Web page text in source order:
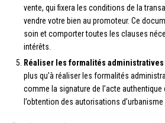
vente, qui fixera les conditions de la
vendre votre bien au promoteur. Ce
soin et comporter toutes les clauses
intérêts.
Réaliser les formalités administratives
plus qu’à réaliser les formalités
comme la signature de l’acte
l’obtention des autorisations